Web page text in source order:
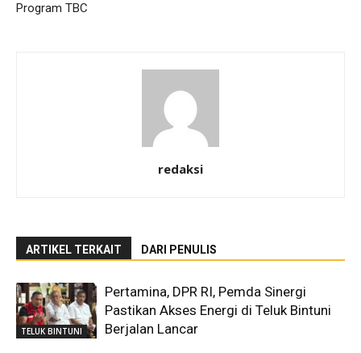
Program TBC
redaksi
ARTIKEL TERKAIT DARI PENULIS
TELUK BINTUNI
Pertamina, DPR RI, Pemda Sinergi
Pastikan Akses Energi di Teluk Bintuni
Berjalan Lancar